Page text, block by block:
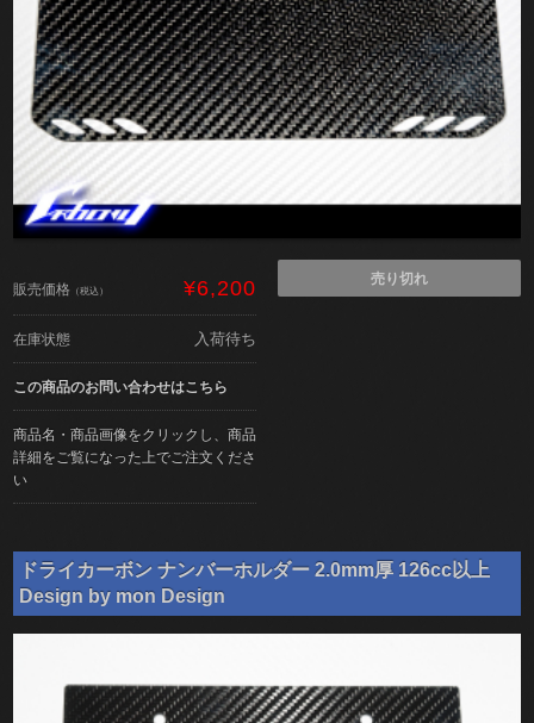
販売価格 （税込） ¥6,200
在庫状態 入荷待ち
この商品のお問い合わせはこちら
商品名・商品画像をクリックし、商品
詳細をご覧になった上でご注文くださ
い
売り切れ
ドライカーボン ナンバーホルダー 2.0mm厚 126cc以上
Design by mon Design